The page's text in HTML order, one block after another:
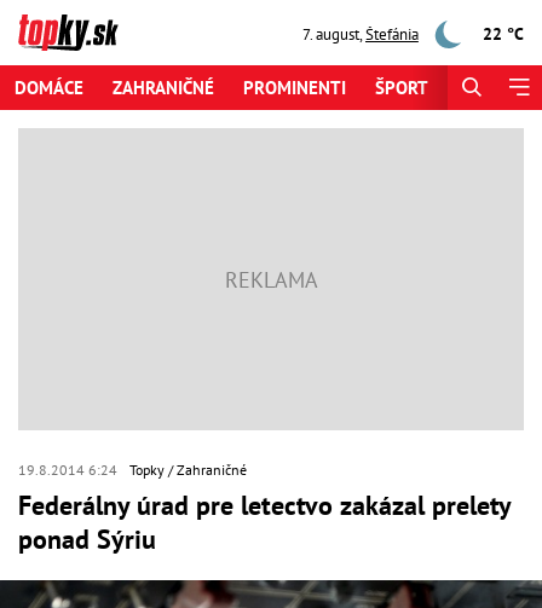
7. august,Štefánia 22 °C
DOMÁCE ZAHRANIČNÉ PROMINENTI ŠPORT
19.8.2014 6:24 Topky Zahraničné
Federálny úrad pre letectvo zakázal prelety
ponad Sýriu